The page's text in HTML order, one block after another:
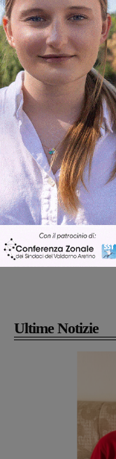
Cronaca 3 Agosto
Scomparso da
Fiorentino
Levane nel 2020
Cronaca 4 Agosto
Un anno fa la
Gianni, Giulia
processo, lo
Articolo precedente
Tanti impegni per il Rugby
Ultime Notizie